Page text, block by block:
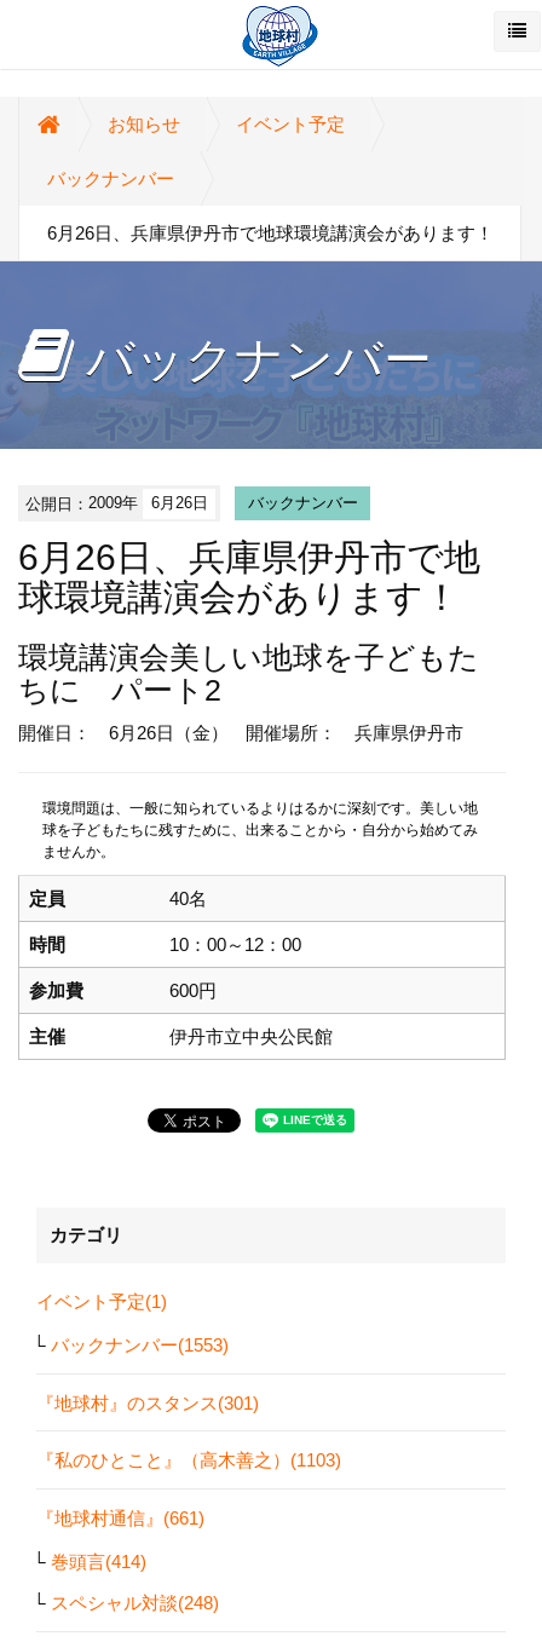
お知らせ イベント予定
バックナンバー
6月26日、兵庫県伊丹市で地球環境講演会があります！
バックナンバー
公開日：2009年 6月26日 バックナンバー
6月26日、兵庫県伊丹市で地
球環境講演会があります！
環境講演会美しい地球を子どもた
ちに パート2
開催日： 6月26日（金） 開催場所： 兵庫県伊丹市
環境問題は、一般に知られているよりはるかに深刻です。美しい地
球を子どもたちに残すために、出来ることから・自分から始めてみ
ませんか。
定員 40名
時間 10：00～12：00
参加費 600円
主催 伊丹市立中央公民館
カテゴリ
イベント予定(1)
バックナンバー(1553)
『地球村』のスタンス(301)
『私のひとこと』（高木善之）(1103)
『地球村通信』(661)
巻頭言(414)
スペシャル対談(248)